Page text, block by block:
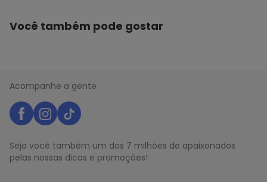
Você também pode gostar
Acompanhe a gente
Seja você também um dos 7 milhões de apaixonados
pelas nossas dicas e promoções!